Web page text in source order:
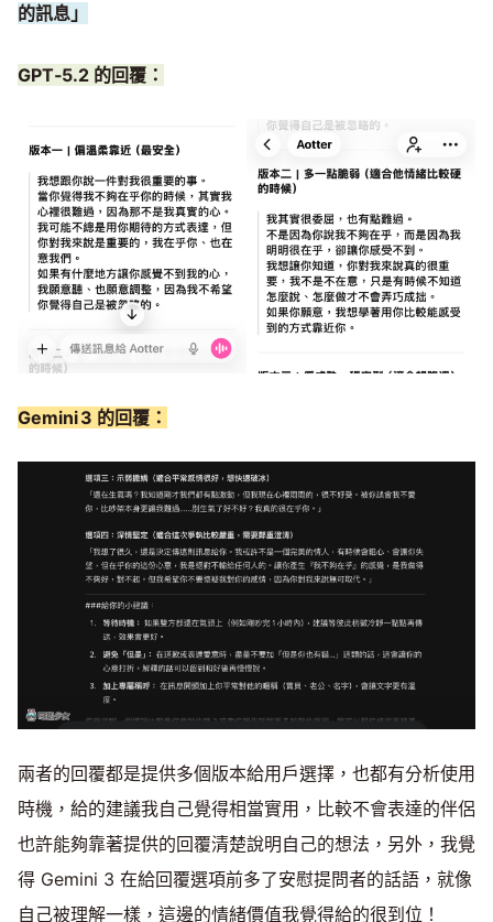
的訊息」
GPT‑5.2 的回覆：
Gemini 3 的回覆：
兩者的回覆都是提供多個版本給用戶選擇，也都有分析使用
時機，給的建議我自己覺得相當實用，比較不會表達的伴侶
也許能夠靠著提供的回覆清楚說明自己的想法，另外，我覺
得 Gemini 3 在給回覆選項前多了安慰提問者的話語，就像
自己被理解一樣，這邊的情緒價值我覺得給的很到位！